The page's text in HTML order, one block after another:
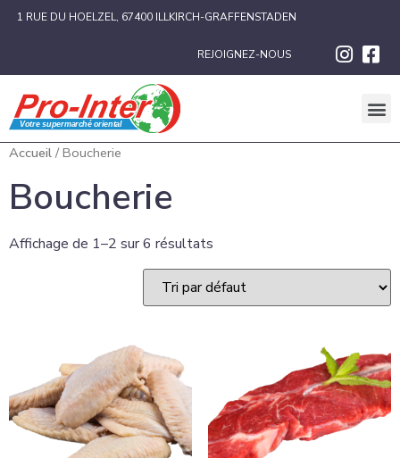
1 RUE DU HOELZEL, 67400 ILLKIRCH-GRAFFENSTADEN
REJOIGNEZ-NOUS
Accueil / Boucherie
Boucherie
Affichage de 1–2 sur 6 résultats